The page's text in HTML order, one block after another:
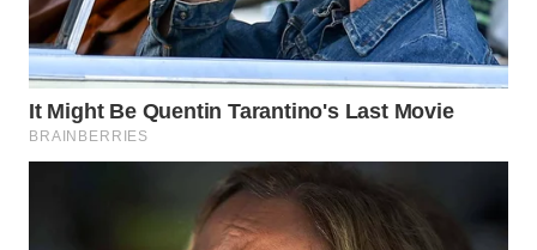
WN
BEKASI
WN
BOGOR